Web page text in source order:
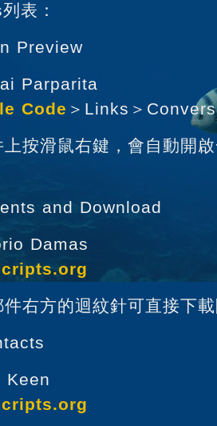
表：
Preview
Parparita
Code ＞Links＞
按滑鼠右鍵，會自動開
and Download
Damas
右方的迴紋針可直接下
Keen